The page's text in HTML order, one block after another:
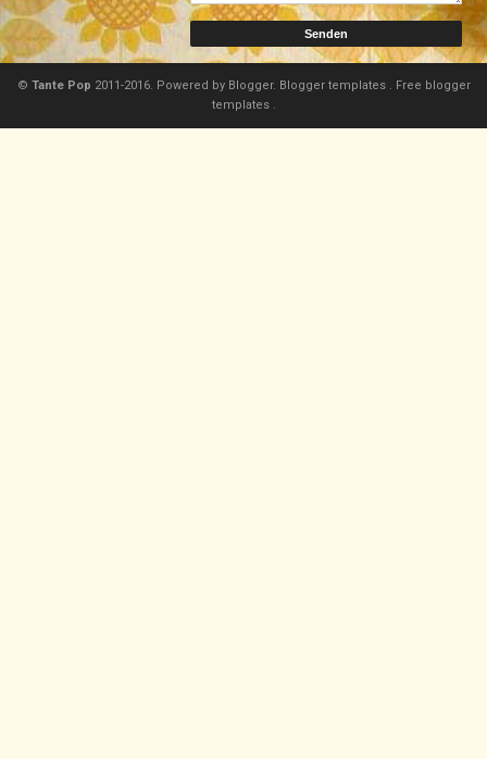
© Tante Pop 2011-2016. Powered by Blogger. Blogger templates . Free blogger
templates .